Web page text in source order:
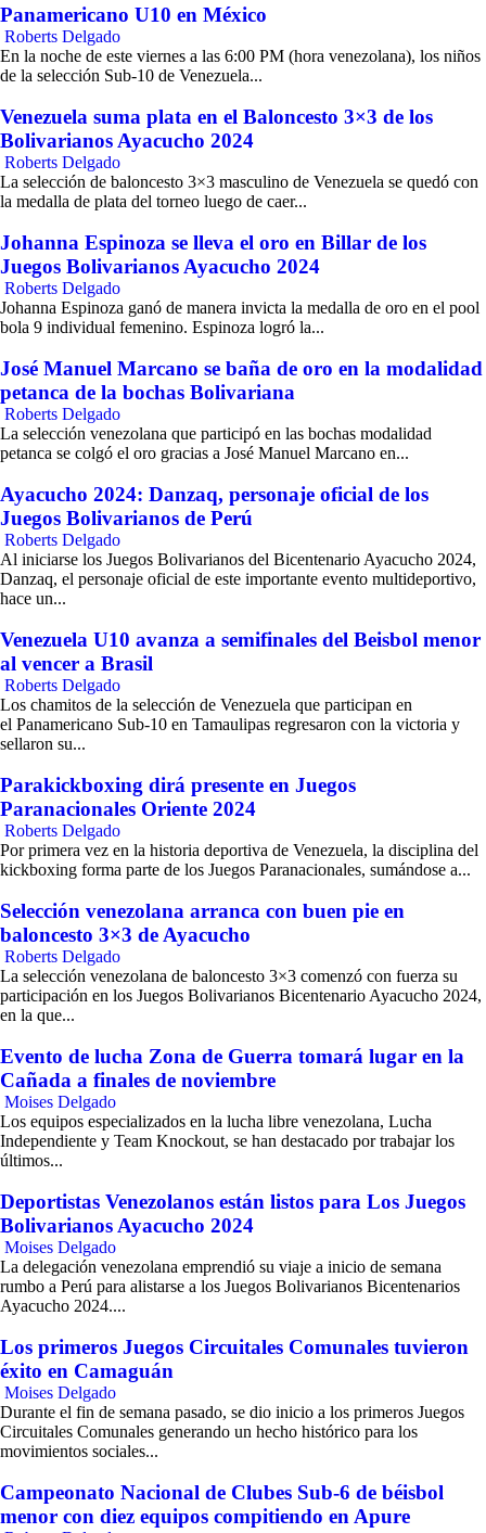
Panamericano U10 en México
Roberts Delgado
En la noche de este viernes a las 6:00 PM (hora venezolana), los niños
de la selección Sub-10 de Venezuela...
Venezuela suma plata en el Baloncesto 3×3 de los
Bolivarianos Ayacucho 2024
Roberts Delgado
La selección de baloncesto 3×3 masculino de Venezuela se quedó con
la medalla de plata del torneo luego de caer...
Johanna Espinoza se lleva el oro en Billar de los
Juegos Bolivarianos Ayacucho 2024
Roberts Delgado
Johanna Espinoza ganó de manera invicta la medalla de oro en el pool
bola 9 individual femenino. Espinoza logró la...
José Manuel Marcano se baña de oro en la modalidad
petanca de la bochas Bolivariana
Roberts Delgado
La selección venezolana que participó en las bochas modalidad
petanca se colgó el oro gracias a José Manuel Marcano en...
Ayacucho 2024: Danzaq, personaje oficial de los
Juegos Bolivarianos de Perú
Roberts Delgado
Al iniciarse los Juegos Bolivarianos del Bicentenario Ayacucho 2024,
Danzaq, el personaje oficial de este importante evento multideportivo,
hace un...
Venezuela U10 avanza a semifinales del Beisbol menor
al vencer a Brasil
Roberts Delgado
Los chamitos de la selección de Venezuela que participan en
el Panamericano Sub-10 en Tamaulipas regresaron con la victoria y
sellaron su...
Parakickboxing dirá presente en Juegos
Paranacionales Oriente 2024
Roberts Delgado
Por primera vez en la historia deportiva de Venezuela, la disciplina del
kickboxing forma parte de los Juegos Paranacionales, sumándose a...
Selección venezolana arranca con buen pie en
baloncesto 3×3 de Ayacucho
Roberts Delgado
La selección venezolana de baloncesto 3×3 comenzó con fuerza su
participación en los Juegos Bolivarianos Bicentenario Ayacucho 2024,
en la que...
Evento de lucha Zona de Guerra tomará lugar en la
Cañada a finales de noviembre
Moises Delgado
Los equipos especializados en la lucha libre venezolana, Lucha
Independiente y Team Knockout, se han destacado por trabajar los
últimos...
Deportistas Venezolanos están listos para Los Juegos
Bolivarianos Ayacucho 2024
Moises Delgado
La delegación venezolana emprendió su viaje a inicio de semana
rumbo a Perú para alistarse a los Juegos Bolivarianos Bicentenarios
Ayacucho 2024....
Los primeros Juegos Circuitales Comunales tuvieron
éxito en Camaguán
Moises Delgado
Durante el fin de semana pasado, se dio inicio a los primeros Juegos
Circuitales Comunales generando un hecho histórico para los
movimientos sociales...
Campeonato Nacional de Clubes Sub-6 de béisbol
menor con diez equipos compitiendo en Apure